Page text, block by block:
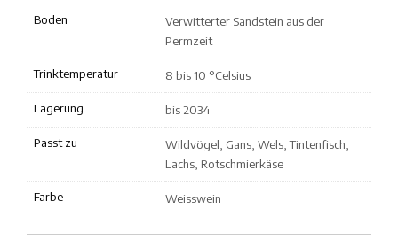
Boden
Verwitterter Sandstein aus der
Permzeit
Trinktemperatur 8 bis 10 °Celsius
Lagerung bis 2034
Passt zu
Wildvögel, Gans, Wels, Tintenfisch,
Lachs, Rotschmierkäse
Farbe Weisswein